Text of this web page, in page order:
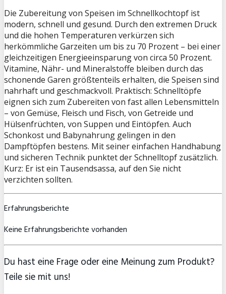
Die Zubereitung von Speisen im Schnellkochtopf ist
modern, schnell und gesund. Durch den extremen Druck
und die hohen Temperaturen verkürzen sich
herkömmliche Garzeiten um bis zu 70 Prozent – bei einer
gleichzeitigen Energieeinsparung von circa 50 Prozent.
Vitamine, Nähr- und Mineralstoffe bleiben durch das
schonende Garen größtenteils erhalten, die Speisen sind
nahrhaft und geschmackvoll. Praktisch: Schnelltöpfe
eignen sich zum Zubereiten von fast allen Lebensmitteln
– von Gemüse, Fleisch und Fisch, von Getreide und
Hülsenfrüchten, von Suppen und Eintöpfen. Auch
Schonkost und Babynahrung gelingen in den
Dampftöpfen bestens. Mit seiner einfachen Handhabung
und sicheren Technik punktet der Schnelltopf zusätzlich.
Kurz: Er ist ein Tausendsassa, auf den Sie nicht
verzichten sollten.
Erfahrungsberichte
Keine Erfahrungsberichte vorhanden
Du hast eine Frage oder eine Meinung zum Produkt?
Teile sie mit uns!